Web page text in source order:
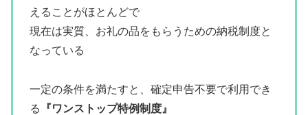
えることがほとんどで
現在は実質、お礼の品をもらうための納税制度と
なっている
一定の条件を満たすと、確定申告不要で利用でき
る
『ワンストップ特例制度』